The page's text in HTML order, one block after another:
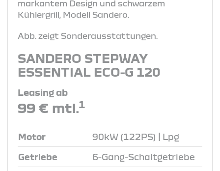
Abb. zeigt Sonderausstattungen.
SANDERO STEPWAY
ESSENTIAL ECO-G 120
Leasing ab
99 € mtl.1
Motor 90kW (122PS) | Lpg
Getriebe 6-Gang-Schaltgetriebe